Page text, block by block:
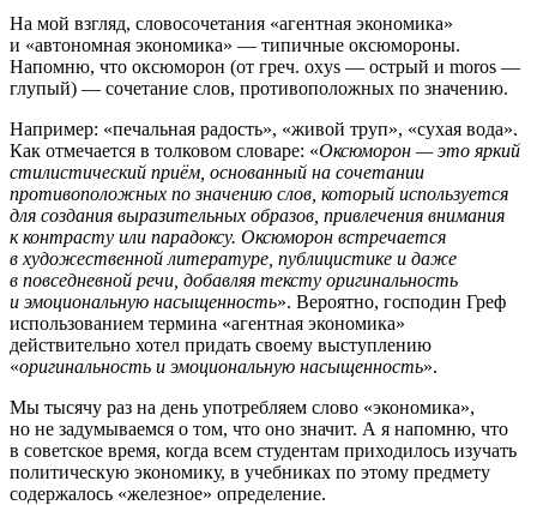
На мой взгляд, словосочетания «агентная экономика»
и «автономная экономика» — типичные оксюмороны.
Напомню, что оксюморон (от греч. oxys — острый и moros —
глупый) — сочетание слов, противоположных по значению.
Например: «печальная радость», «живой труп», «сухая вода».
Как отмечается в толковом словаре: «Оксюморон — это яркий
стилистический приём, основанный на сочетании
противоположных по значению слов, который используется
для создания выразительных образов, привлечения внимания
к контрасту или парадоксу. Оксюморон встречается
в художественной литературе, публицистике и даже
в повседневной речи, добавляя тексту оригинальность
и эмоциональную насыщенность». Вероятно, господин Греф
использованием термина «агентная экономика»
действительно хотел придать своему выступлению
«оригинальность и эмоциональную насыщенность».
Мы тысячу раз на день употребляем слово «экономика»,
но не задумываемся о том, что оно значит. А я напомню, что
в советское время, когда всем студентам приходилось изучать
политическую экономику, в учебниках по этому предмету
содержалось «железное» определение.